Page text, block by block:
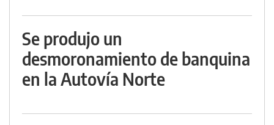
Se produjo un
desmoronamiento de banquina
en la Autovía Norte